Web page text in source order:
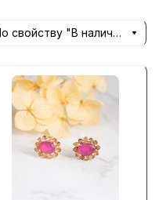
По свойству "В наличии" (убывание)